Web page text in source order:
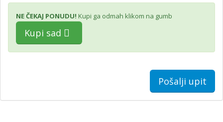
NE ČEKAJ PONUDU! Kupi ga odmah klikom na gumb
Kupi sad
Pošalji upit